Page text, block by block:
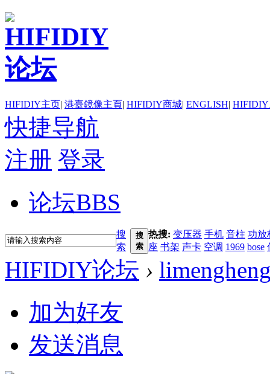
HIFIDIY主页| 港臺鏡像主頁| HIFIDIY商城| ENGLISH|
快捷导航
注册 登录
论坛BBS
搜
索
搜
索
热搜: 变压器 手机 音柱 功放
座 书架 声卡 空调 1969 bose
HIFIDIY论坛 ›
加为好友
发送消息